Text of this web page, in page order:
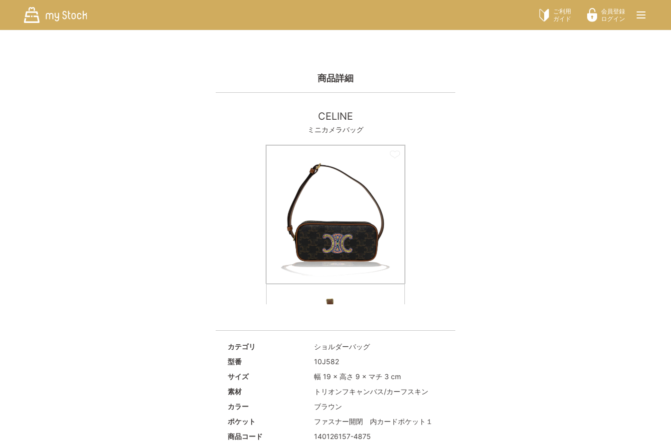
ご利用
ガイド
会員登録
ログイン
商品詳細
CELINE
ミニカメラバッグ
カテゴリ
ショルダーバッグ
型番
10J582
サイズ
幅 19 × 高さ 9 × マチ 3 cm
素材
トリオンフキャンバス/カーフスキン
カラー
ブラウン
ポケット
ファスナー開閉 内カードポケット１
商品コード
140126157-4875